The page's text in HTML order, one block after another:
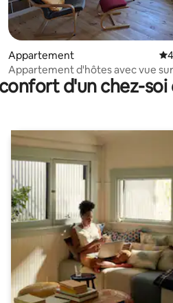
sur la base de 70
Appartement
Appartement d'hôtes avec vue
mer Baltiqued'un chez-